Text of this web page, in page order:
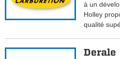
à un
Holley
qualité
Derale